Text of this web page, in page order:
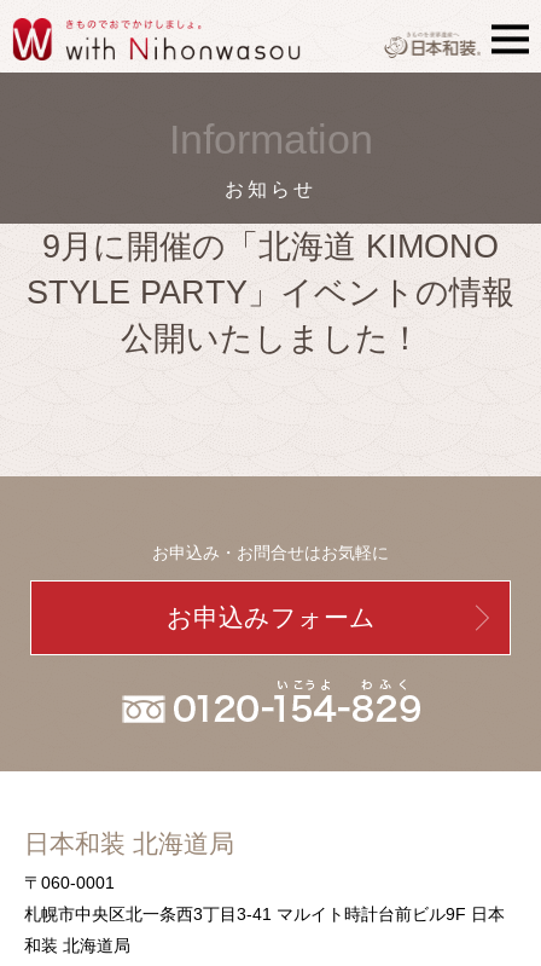
Information
お知らせ
9月に開催の「北海道 KIMONO
STYLE PARTY」イベントの情報
公開いたしました！
お申込み・お問合せはお気軽に
お申込みフォーム
日本和装 北海道局
〒060-0001
札幌市中央区北一条西3丁目3-41 マルイト時計台前ビル9F 日本
和装 北海道局